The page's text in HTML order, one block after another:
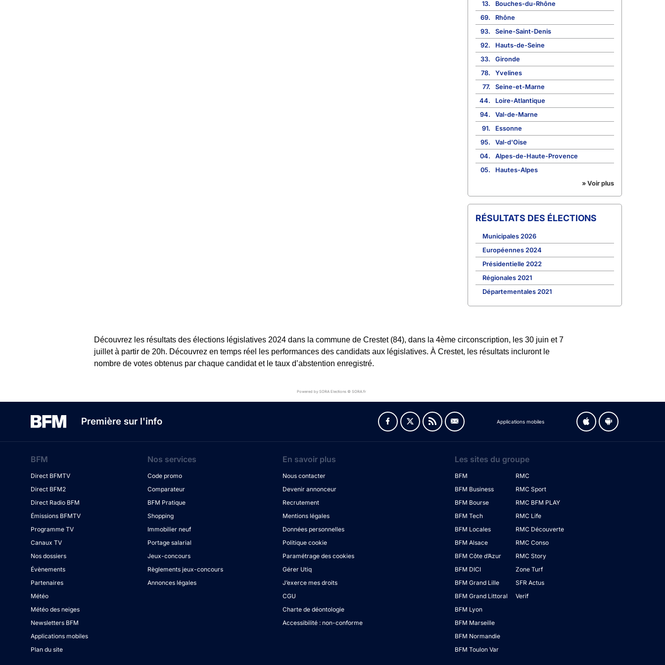
13.
Bouches-du-Rhône
69.
Rhône
93.
Seine-Saint-Denis
92.
Hauts-de-Seine
33.
Gironde
78.
Yvelines
77.
Seine-et-Marne
44.
Loire-Atlantique
94.
Val-de-Marne
91.
Essonne
95.
Val-d'Oise
04.
Alpes-de-Haute-Provence
05.
Hautes-Alpes
» Voir plus
RÉSULTATS DES ÉLECTIONS
Municipales 2026
Européennes 2024
Présidentielle 2022
Régionales 2021
Départementales 2021
Découvrez les résultats des élections législatives 2024 dans la commune de Crestet (84), dans la 4ème circonscription, les 30 juin et 7
juillet à partir de 20h. Découvrez en temps réel les performances des candidats aux législatives. À Crestet, les résultats incluront le
nombre de votes obtenus par chaque candidat et le taux d’abstention enregistré.
Powered by SORA Elections © SORA.fr
Première sur l'info Applications mobiles
BFM
Direct BFMTV
Direct BFM2
Direct Radio BFM
Émissions BFMTV
Programme TV
Canaux TV
Nos dossiers
Évènements
Partenaires
Météo
Météo des neiges
Newsletters BFM
Applications mobiles
Plan du site
Nos services
Code promo
Comparateur
BFM Pratique
Shopping
Immobilier neuf
Portage salarial
Jeux-concours
Règlements jeux-concours
Annonces légales
En savoir plus
Nous contacter
Devenir annonceur
Recrutement
Mentions légales
Données personnelles
Politique cookie
Paramétrage des cookies
Gérer Utiq
J’exerce mes droits
CGU
Charte de déontologie
Accessibilité : non-conforme
Les sites du groupe
BFM
BFM Business
BFM Bourse
BFM Tech
BFM Locales
BFM Alsace
BFM Côte d’Azur
BFM DICI
BFM Grand Lille
BFM Grand Littoral
BFM Lyon
BFM Marseille
BFM Normandie
BFM Toulon Var
RMC
RMC Sport
RMC BFM PLAY
RMC Life
RMC Découverte
RMC Conso
RMC Story
Zone Turf
SFR Actus
Verif